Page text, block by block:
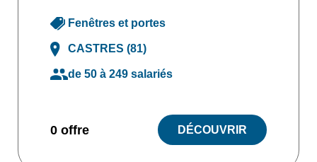
Fenêtres et portes
CASTRES (81)
de 50 à 249 salariés
0 offre DÉCOUVRIR